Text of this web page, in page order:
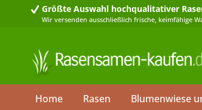
Größte Auswahl hochqualitativer
Wir versenden ausschließlich frische, keimfähige
Home Rasen Blumenwiese